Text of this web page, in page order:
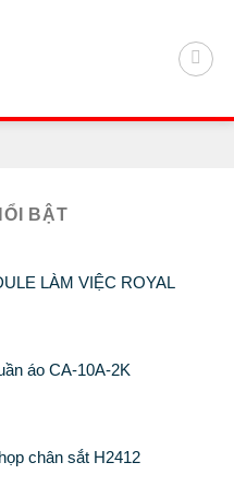
BẬT
LÀM VIỆC ROYAL
áo CA-10A-2K
chân sắt H2412